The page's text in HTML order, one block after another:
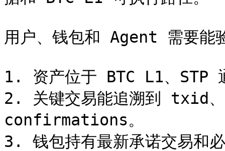
用户、钱包和 Agent 需要能
1. 资产位于 BTC L1、STP
2. 关键交易能追溯到 txid
confirmations。
3. 钱包持有最新承诺交易和